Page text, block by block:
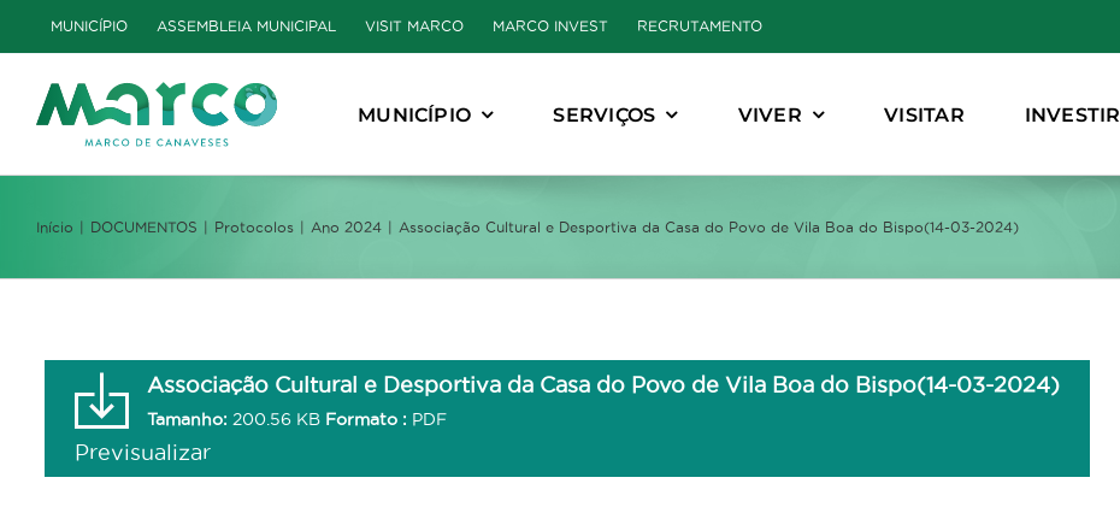
to
content
MUNICÍPIO ASSEMBLEIA MUNICIPAL VISIT MARCO MARCO INVEST RECRUTAMENTO
MUNICÍPIO SERVIÇOS VIVER VISITAR INVESTIR
Início DOCUMENTOS Protocolos Ano 2024 Associação Cultural e Desportiva da Casa do Povo de Vila Boa do Bispo(14-03-2024)
Associação Cultural e Desportiva da Casa do Povo de Vila Boa do Bispo(14-03-2024)
Tamanho: 200.56 KB Formato : PDF
Previsualizar